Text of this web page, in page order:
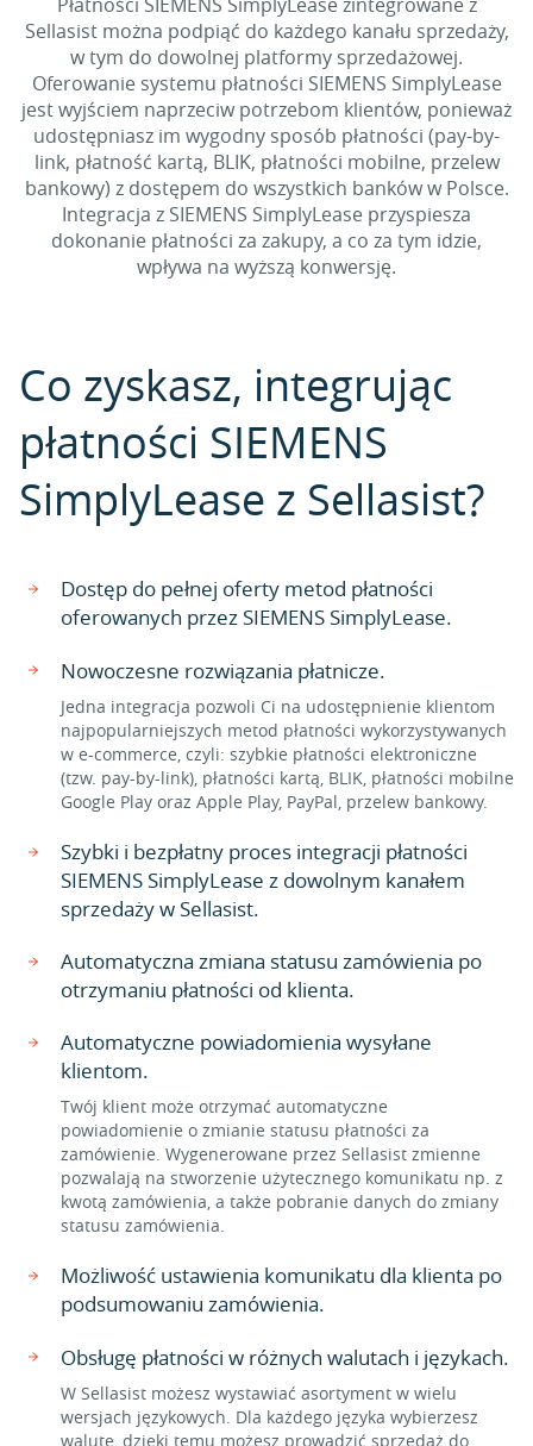
Sellasist można podpiąć do każdego kanału sprzedaży,
w tym do dowolnej platformy sprzedażowej.
Oferowanie systemu płatności SIEMENS SimplyLease
jest wyjściem naprzeciw potrzebom klientów, ponieważ
udostępniasz im wygodny sposób płatności (pay-by-
link, płatność kartą, BLIK, płatności mobilne, przelew
bankowy) z dostępem do wszystkich banków w Polsce.
Integracja z SIEMENS SimplyLease przyspiesza
dokonanie płatności za zakupy, a co za tym idzie,
wpływa na wyższą konwersję.
Co zyskasz, integrując
płatności SIEMENS
SimplyLease z Sellasist?
Dostęp do pełnej oferty metod płatności
oferowanych przez SIEMENS SimplyLease.
Nowoczesne rozwiązania płatnicze.
Jedna integracja pozwoli Ci na udostępnienie klientom
najpopularniejszych metod płatności wykorzystywanych
w e-commerce, czyli: szybkie płatności elektroniczne
(tzw. pay-by-link), płatności kartą, BLIK, płatności mobilne
Google Play oraz Apple Play, PayPal, przelew bankowy.
Szybki i bezpłatny proces integracji płatności
SIEMENS SimplyLease z dowolnym kanałem
sprzedaży w Sellasist.
Automatyczna zmiana statusu zamówienia po
otrzymaniu płatności od klienta.
Automatyczne powiadomienia wysyłane
klientom.
Twój klient może otrzymać automatyczne
powiadomienie o zmianie statusu płatności za
zamówienie. Wygenerowane przez Sellasist zmienne
pozwalają na stworzenie użytecznego komunikatu np. z
kwotą zamówienia, a także pobranie danych do zmiany
statusu zamówienia.
Możliwość ustawienia komunikatu dla klienta po
podsumowaniu zamówienia.
Obsługę płatności w różnych walutach i językach.
W Sellasist możesz wystawiać asortyment w wielu
wersjach językowych. Dla każdego języka wybierzesz
walutę, dzięki temu możesz prowadzić sprzedaż do